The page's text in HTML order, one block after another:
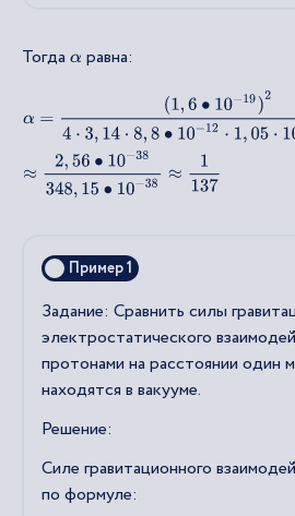
Тогда α равна:
14⋅8, 8• 10−12⋅1,05
Пример 1
Задание: Сравнить силы
электростатического
протонами на расстоянии один
находятся в вакууме.
Решение:
Силе гравитационного
по формуле: